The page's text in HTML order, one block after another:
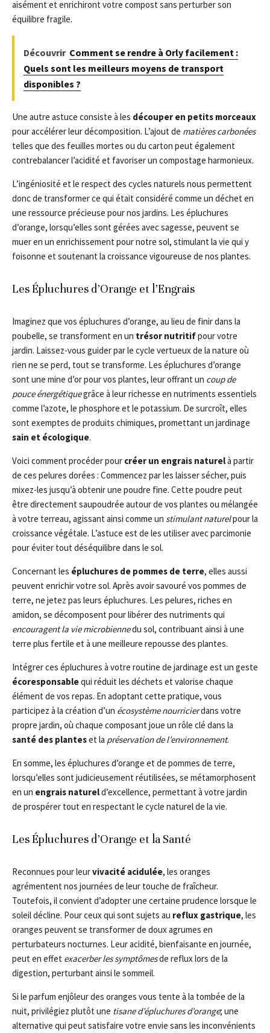
aisément et enrichiront votre compost sans perturber son
équilibre fragile.
Découvrir Comment se rendre à Orly facilement :
Quels sont les meilleurs moyens de transport
disponibles ?
Une autre astuce consiste à les découper en petits morceaux
pour accélérer leur décomposition. L’ajout de matières carbonées
telles que des feuilles mortes ou du carton peut également
contrebalancer l’acidité et favoriser un compostage harmonieux.
L’ingéniosité et le respect des cycles naturels nous permettent
donc de transformer ce qui était considéré comme un déchet en
une ressource précieuse pour nos jardins. Les épluchures
d’orange, lorsqu’elles sont gérées avec sagesse, peuvent se
muer en un enrichissement pour notre sol, stimulant la vie qui y
foisonne et soutenant la croissance vigoureuse de nos plantes.
Les Épluchures d’Orange et l’Engrais
Imaginez que vos épluchures d’orange, au lieu de finir dans la
poubelle, se transforment en un trésor nutritifpour votre
jardin. Laissez-vous guider par le cycle vertueux de la nature où
rien ne se perd, tout se transforme. Les épluchures d’orange
sont une mine d’or pour vos plantes, leur offrant un coup de
pouce énergétiquegrâce à leur richesse en nutriments essentiels
comme l’azote, le phosphore et le potassium. De surcroît, elles
sont exemptes de produits chimiques, promettant un jardinage
sain et écologique.
Voici comment procéder pour créer un engrais naturelà partir
de ces pelures dorées : Commencez par les laisser sécher, puis
mixez-les jusqu’à obtenir une poudre fine. Cette poudre peut
être directement saupoudrée autour de vos plantes ou mélangée
à votre terreau, agissant ainsi comme un stimulant naturelpour la
croissance végétale. L’astuce est de les utiliser avec parcimonie
pour éviter tout déséquilibre dans le sol.
Concernant les épluchures de pommes de terre, elles aussi
peuvent enrichir votre sol. Après avoir savouré vos pommes de
terre, ne jetez pas leurs épluchures. Les pelures, riches en
amidon, se décomposent pour libérer des nutriments qui
encouragent la vie microbiennedu sol, contribuant ainsi à une
terre plus fertile et à une meilleure repousse des plantes.
Intégrer ces épluchures à votre routine de jardinage est un geste
écoresponsablequi réduit les déchets et valorise chaque
élément de vos repas. En adoptant cette pratique, vous
participez à la création d’un écosystème nourricierdans votre
propre jardin, où chaque composant joue un rôle clé dans la
santé des planteset la préservation de l’environnement.
En somme, les épluchures d’orange et de pommes de terre,
lorsqu’elles sont judicieusement réutilisées, se métamorphosent
en un engrais natureld’excellence, permettant à votre jardin
de prospérer tout en respectant le cycle naturel de la vie.
Les Épluchures d’Orange et la Santé
Reconnues pour leurvivacité acidulée, les oranges
agrémentent nos journées de leur touche de fraîcheur.
Toutefois, il convient d’adopter une certaine prudence lorsque le
soleil décline. Pour ceux qui sont sujets au reflux gastrique, les
oranges peuvent se transformer de doux agrumes en
perturbateurs nocturnes. Leur acidité, bienfaisante en journée,
peut en effet exacerber les symptômesde reflux lors de la
digestion, perturbant ainsi le sommeil.
Si le parfum enjôleur des oranges vous tente à la tombée de la
nuit, privilégiez plutôt une tisane d’épluchures d’orange; une
alternative qui peut satisfaire votre envie sans les inconvénients